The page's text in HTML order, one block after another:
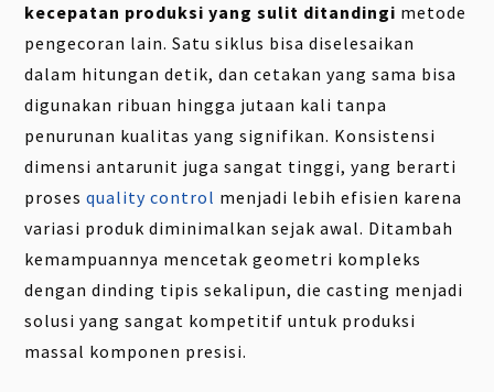
kecepatan produksi yang sulit ditandingi metode
pengecoran lain. Satu siklus bisa diselesaikan
dalam hitungan detik, dan cetakan yang sama bisa
digunakan ribuan hingga jutaan kali tanpa
penurunan kualitas yang signifikan. Konsistensi
dimensi antarunit juga sangat tinggi, yang berarti
prosesquality control menjadi lebih efisien karena
variasi produk diminimalkan sejak awal. Ditambah
kemampuannya mencetak geometri kompleks
dengan dinding tipis sekalipun, die casting menjadi
solusi yang sangat kompetitif untuk produksi
massal komponen presisi.